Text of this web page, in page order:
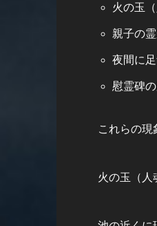
火の玉
親子の
夜間に
慰霊碑
これらの現
火の玉（人